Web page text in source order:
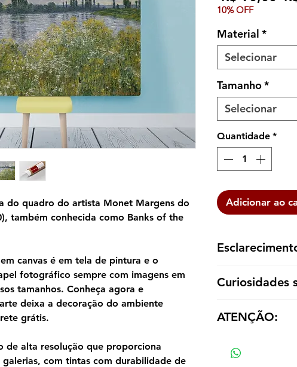
do quadro do artista Monet Margens do
também conhecida como Banks of the
canvas é em tela de pintura e o
fotográfico sempre com imagens em
tamanhos. Conheça agora e
deixa a decoração do ambiente
grátis.
de alta resolução que proporciona
galerias, com tintas com durabilidade de
10% OFF
Material *
Selecionar
Tamanho*
Selecionar
Quantidade *
Adicionar ao
dentro de um tubo
Curiosidades
ATENÇÃO:
tamanho e material